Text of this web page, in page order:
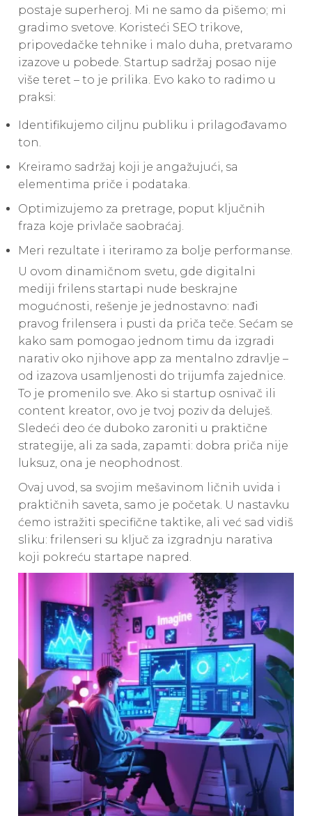
postaje superheroj. Mi ne samo da pišemo; mi
gradimo svetove. Koristeći SEO trikove,
pripovedačke tehnike i malo duha, pretvaramo
izazove u pobede. Startup sadržaj posao nije
više teret – to je prilika. Evo kako to radimo u
praksi:
Identifikujemo ciljnu publiku i prilagođavamo
ton.
Kreiramo sadržaj koji je angažujući, sa
elementima priče i podataka.
Optimizujemo za pretrage, poput ključnih
fraza koje privlače saobraćaj.
Meri rezultate i iteriramo za bolje performanse.
U ovom dinamičnom svetu, gde digitalni
mediji frilens startapi nude beskrajne
mogućnosti, rešenje je jednostavno: nađi
pravog frilensera i pusti da priča teče. Sećam se
kako sam pomogao jednom timu da izgradi
narativ oko njihove app za mentalno zdravlje –
od izazova usamljenosti do trijumfa zajednice.
To je promenilo sve. Ako si startup osnivač ili
content kreator, ovo je tvoj poziv da deluješ.
Sledeći deo će duboko zaroniti u praktične
strategije, ali za sada, zapamti: dobra priča nije
luksuz, ona je neophodnost.
Ovaj uvod, sa svojim mešavinom ličnih uvida i
praktičnih saveta, samo je početak. U nastavku
ćemo istražiti specifične taktike, ali već sad vidiš
sliku: frilenseri su ključ za izgradnju narativa
koji pokreću startape napred.